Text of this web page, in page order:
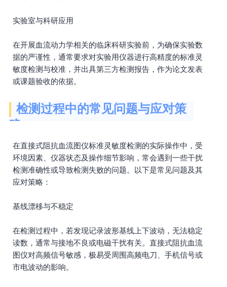
实验室与科研应用
在开展血流动力学相关的临床科研实验前，为确保实验数
据的严谨性，通常要求对实验用仪器进行高精度的标准灵
敏度检测与校准，并出具第三方检测报告，作为论文发表
或课题验收的依据。
检测过程中的常见问题与应对策
略
在直接式阻抗血流图仪标准灵敏度检测的实际操作中，受
环境因素、仪器状态及操作细节影响，常会遇到一些干扰
检测准确性或导致检测失败的问题。以下是常见问题及其
应对策略：
基线漂移与不稳定
在检测过程中，若发现记录波形基线上下波动，无法稳定
读数，通常与接地不良或电磁干扰有关。直接式阻抗血流
图仪对高频信号敏感，极易受周围高频电刀、手机信号或
市电波动的影响。